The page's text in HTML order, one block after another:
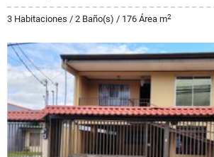
3 Habitaciones / 2 Baño(s) / 176 Área m2